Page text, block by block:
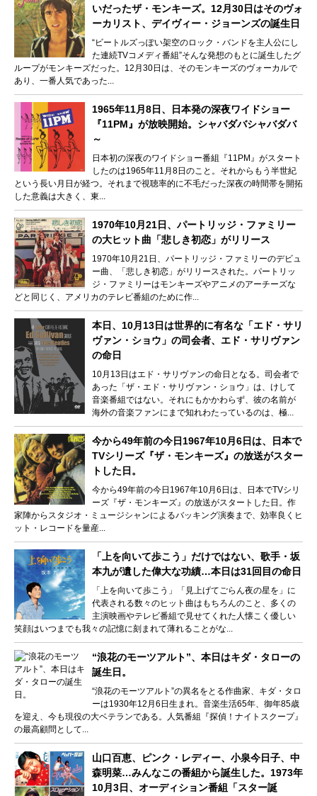
いだったザ・モンキーズ。12月30日はそのヴォ
ーカリスト、デイヴィー・ジョーンズの誕生日
“ビートルズっぽい架空のロック・バンドを主人公にし
た連続TVコメディ番組”そんな発想のもとに誕生したグ
ループがモンキーズだった。12月30日は、そのモンキーズのヴォーカルで
あり、一番人気であった...
1965年11月8日、日本発の深夜ワイドショー
『11PM』が放映開始。シャバダバシャバダバ
～
日本初の深夜のワイドショー番組『11PM』がスタート
したのは1965年11月8日のこと。それからもう半世紀
という長い月日が経つ。それまで視聴率的に不毛だった深夜の時間帯を開拓
した意義は大きく、東...
1970年10月21日、パートリッジ・ファミリー
の大ヒット曲「悲しき初恋」がリリース
1970年10月21日、パートリッジ・ファミリーのデビュ
ー曲、「悲しき初恋」がリリースされた。パートリッ
ジ・ファミリーはモンキーズやアニメのアーチーズな
どと同じく、アメリカのテレビ番組のために作...
本日、10月13日は世界的に有名な「エド・サリ
ヴァン・ショウ」の司会者、エド・サリヴァン
の命日
10月13日はエド・サリヴァンの命日となる。司会者で
あった「ザ・エド・サリヴァン・ショウ」は、けして
音楽番組ではない。それにもかかわらず、彼の名前が
海外の音楽ファンにまで知れわたっているのは、極...
今から49年前の今日1967年10月6日は、日本で
TVシリーズ『ザ・モンキーズ』の放送がスター
トした日。
今から49年前の今日1967年10月6日は、日本でTVシリ
ーズ『ザ・モンキーズ』の放送がスタートした日。作
家陣からスタジオ・ミュージシャンによるバッキング演奏まで、効率良くヒ
ット・レコードを量産...
「上を向いて歩こう」だけではない、歌手・坂
本九が遺した偉大な功績…本日は31回目の命日
「上を向いて歩こう」「見上げてごらん夜の星を」に
代表される数々のヒット曲はもちろんのこと、多くの
主演映画やテレビ番組で見せてくれた人懐こく優しい
笑顔はいつまでも我々の記憶に刻まれて薄れることがな...
“浪花のモーツアルト”、本日はキダ・タローの
誕生日。
“浪花のモーツアルト”の異名をとる作曲家、キダ・タロ
ーは1930年12月6日生まれ。音楽生活65年、御年85歳
を迎え、今も現役の大ベテランである。人気番組『探偵！ナイトスクープ』
の最高顧問として...
山口百恵、ピンク・レディー、小泉今日子、中
森明菜…みんなこの番組から誕生した。1973年
10月3日、オーディション番組「スター誕